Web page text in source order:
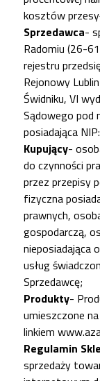
kosztów
Sprzedawca-
Radomiu (26-
rejestru
Rejonowy
Świdniku, VI
Sądowego pod
posiadająca
Kupujący-
do czynności
przez przepisy
fizyczna
prawnych,
gospodarczą,
nieposiadająca
usług
Sprzedawcę;
Produkty-
umieszczone
linkiem
Regulamin
sprzedaży